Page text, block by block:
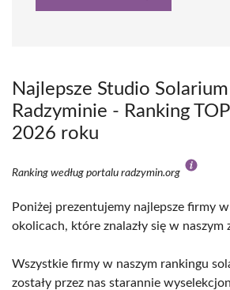
Najlepsze Studio
Radzyminie - Ranking
2026 roku
Ranking według portalu radzymin.org
Poniżej prezentujemy najlepsze firmy
okolicach, które znalazły się w naszym
Wszystkie firmy w naszym rankingu
zostały przez nas starannie